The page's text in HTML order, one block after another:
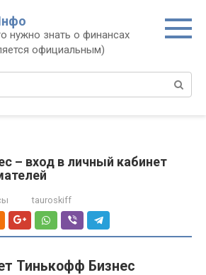
нужно знать о финансах
официальным)
– вход в личный кабинет
tauroskiff
Тинькофф Бизнес